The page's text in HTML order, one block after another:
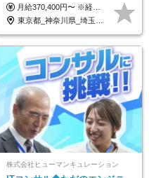
～
月給370,400円〜 ※経験やスキルを考慮し、決定いたします ※上記金額には固定残業代（30時間分/70,400円～）を含みます。超過分は別途全額支給いたします ※試用期間6カ月あり（期間中の給与・待遇に差異はありません） ★想定年収4,444,800円～ ★50万円～300万円の年収UP事例があります！
東京都_神奈川県_埼玉県_千葉県
株式会社ヒューマンキュレーション